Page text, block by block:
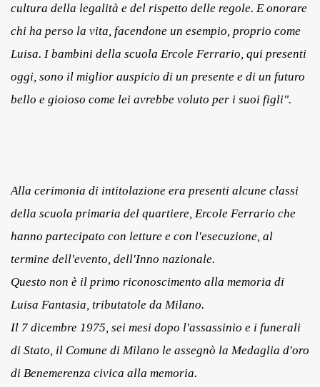
cultura della legalità e del rispetto delle regole. E onorare
chi ha perso la vita, facendone un esempio, proprio come
Luisa. I bambini della scuola Ercole Ferrario, qui presenti
oggi, sono il miglior auspicio di un presente e di un futuro
bello e gioioso come lei avrebbe voluto per i suoi figli".
Alla cerimonia di intitolazione era presenti alcune classi
della scuola primaria del quartiere, Ercole Ferrario che
hanno partecipato con letture e con l'esecuzione, al
termine dell'evento, dell'Inno nazionale.
Questo non è il primo riconoscimento alla memoria di
Luisa Fantasia, tributatole da Milano.
Il 7 dicembre 1975, sei mesi dopo l'assassinio e i funerali
di Stato, il Comune di Milano le assegnò la Medaglia d'oro
di Benemerenza civica alla memoria.